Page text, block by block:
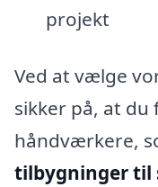
projekt
Ved at vælge
sikker på, at
håndværkere,
tilbygninger til